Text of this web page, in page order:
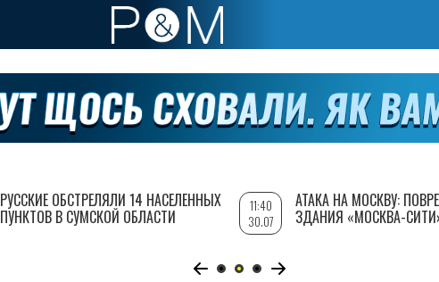
РУССКИЕ ОБСТРЕЛЯЛИ 14 НАСЕЛЕННЫХ
ПУНКТОВ В СУМСКОЙ ОБЛАСТИ
11:40
30.07
АТАКА НА МОСКВУ:
ЗДАНИЯ «МОСКВА-